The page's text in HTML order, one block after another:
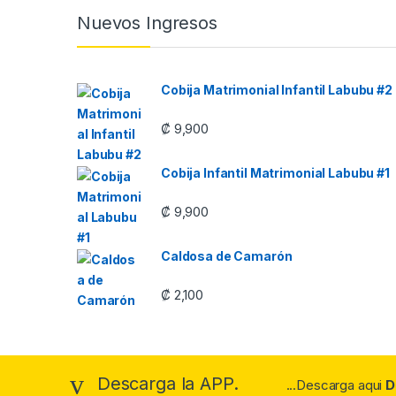
Nuevos Ingresos
Cobija Matrimonial Infantil Labubu #2
₡ 9,900
Cobija Infantil Matrimonial Labubu #1
₡ 9,900
Caldosa de Camarón
₡ 2,100
Descarga la APP. ...Descarga aqui